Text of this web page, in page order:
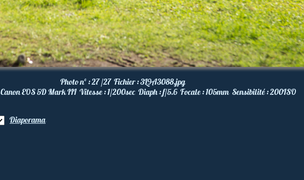
Photo nº :27 /27 Fichier :3L9A3088.jpg
Canon EOS 5D Mark III Vitesse :1/200sec Diaph :f/5.6 Focale :105mm Sensibilité :200ISO
Diaporama